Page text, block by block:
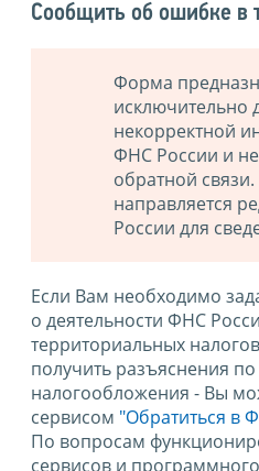
Сообщить об ошибке в
Форма
исключительно
некорректной
ФНС России и
обратной
направляется
России для
Если Вам необходимо
о деятельности ФНС
территориальных
получить разъяснения
налогообложения - Вы
сервисом "Обратиться в
По вопросам
сервисов и